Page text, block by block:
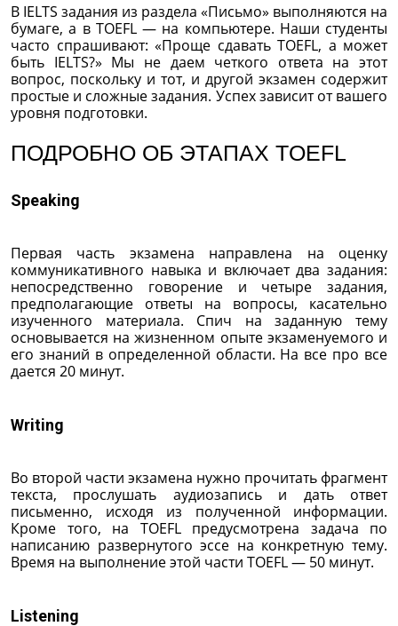
В IELTS задания из раздела «Письмо» выполняются на
бумаге, а в TOEFL — на компьютере. Наши студенты
часто спрашивают: «Проще сдавать TOEFL, а может
быть IELTS?» Мы не даем четкого ответа на этот
вопрос, поскольку и тот, и другой экзамен содержит
простые и сложные задания. Успех зависит от вашего
уровня подготовки.
ПОДРОБНО ОБ ЭТАПАХ TOEFL
Speaking
Первая часть экзамена направлена на оценку
коммуникативного навыка и включает два задания:
непосредственно говорение и четыре задания,
предполагающие ответы на вопросы, касательно
изученного материала. Спич на заданную тему
основывается на жизненном опыте экзаменуемого и
его знаний в определенной области. На все про все
дается 20 минут.
Writing
Во второй части экзамена нужно прочитать фрагмент
текста, прослушать аудиозапись и дать ответ
письменно, исходя из полученной информации.
Кроме того, на TOEFL предусмотрена задача по
написанию развернутого эссе на конкретную тему.
Время на выполнение этой части TOEFL — 50 минут.
Listening